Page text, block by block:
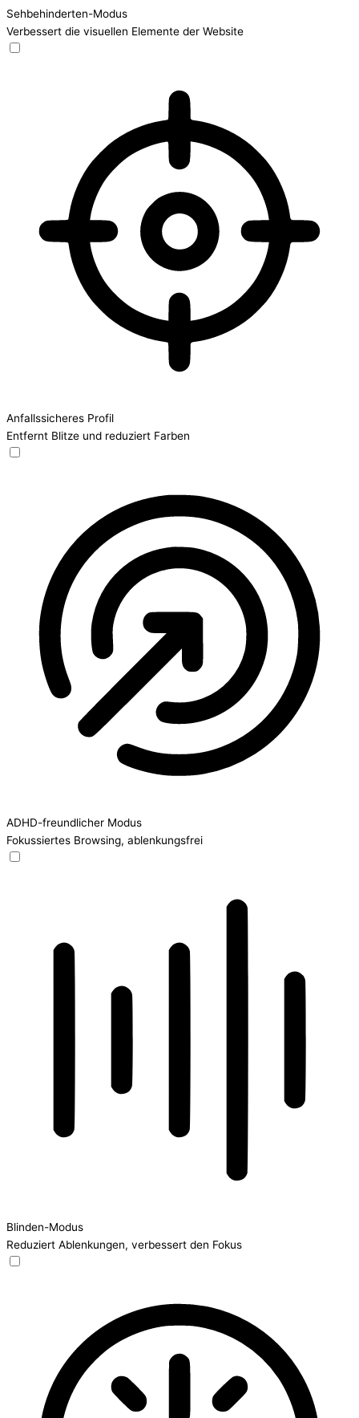
Sehbehinderten-Modus
Verbessert die visuellen Elemente der Website
Anfallssicheres Profil
Entfernt Blitze und reduziert Farben
ADHD-freundlicher Modus
Fokussiertes Browsing, ablenkungsfrei
Blinden-Modus
Reduziert Ablenkungen, verbessert den Fokus